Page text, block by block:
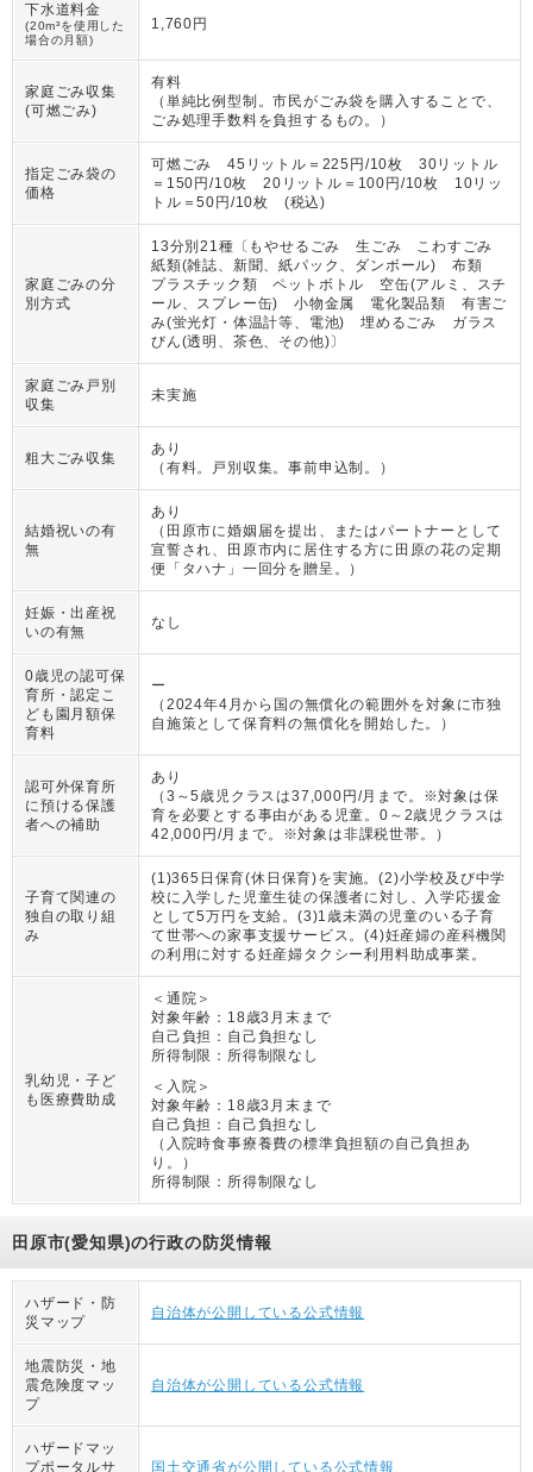
下水道料金
(20m³を使用した
場合の月額)
1,760円
家庭ごみ収集
(可燃ごみ)
有料
（ 単純比例型制。市民がごみ袋を購入することで、
ごみ処理手数料を負担するもの。
）
指定ごみ袋の
価格
可燃ごみ 45リットル＝225円/10枚 30リットル
＝150円/10枚 20リットル＝100円/10枚 10リッ
トル＝50円/10枚 (税込)
家庭ごみの分
別方式
13分別21種〔もやせるごみ 生ごみ こわすごみ
紙類(雑誌、新聞、紙パック、ダンボール) 布類
プラスチック類 ペットボトル 空缶(アルミ、スチ
ール、スプレー缶) 小物金属 電化製品類 有害ご
み(蛍光灯・体温計等、電池) 埋めるごみ ガラス
びん(透明、茶色、その他)〕
家庭ごみ戸別
収集
未実施
粗大ごみ収集
あり
（ 有料。戸別収集。事前申込制。 ）
結婚祝いの有
無
あり
（ 田原市に婚姻届を提出、またはパートナーとして
宣誓され、田原市内に居住する方に田原の花の定期
便「タハナ」一回分を贈呈。
）
妊娠・出産祝
いの有無
なし
0歳児の認可保
育所・認定こ
ども園月額保
育料
ー
（ 2024年4月から国の無償化の範囲外を対象に市独
自施策として保育料の無償化を開始した。
）
認可外保育所
に預ける保護
者への補助
あり
（ 3～5歳児クラスは37,000円/月まで。※対象は保
育を必要とする事由がある児童。0～2歳児クラスは
42,000円/月まで。※対象は非課税世帯。
）
子育て関連の
独自の取り組
み
(1)365日保育(休日保育)を実施。(2)小学校及び中学
校に入学した児童生徒の保護者に対し、入学応援金
として5万円を支給。(3)1歳未満の児童のいる子育
て世帯への家事支援サービス。(4)妊産婦の産科機関
の利用に対する妊産婦タクシー利用料助成事業。
乳幼児・子ど
も医療費助成
＜通院＞
対象年齢： 18歳3月末まで
自己負担： 自己負担なし
所得制限： 所得制限なし
＜入院＞
対象年齢： 18歳3月末まで
自己負担： 自己負担なし
（ 入院時食事療養費の標準負担額の自己負担あ
り。
）
所得制限： 所得制限なし
田原市(愛知県)の行政の防災情報
ハザード・防
災マップ
自治体が公開している公式情報
地震防災・地
震危険度マッ
プ
自治体が公開している公式情報
ハザードマッ
プポータルサ
国土交通省が公開している公式情報